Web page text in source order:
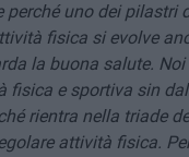
uno dei pilastri
fisica si evolve
la buona salute.
fisica e sportiva sin
rientra nella triade
attività fisica.